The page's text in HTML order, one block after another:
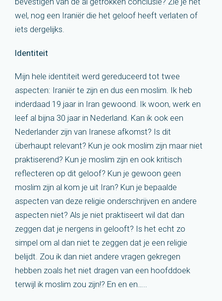
wel, nog een Iraniër die het geloof heeft verlaten of
iets dergelijks.
Identiteit
Mijn hele identiteit werd gereduceerd tot twee
aspecten: Iraniër te zijn en dus een moslim. Ik heb
inderdaad 19 jaar in Iran gewoond. Ik woon, werk en
leef al bijna 30 jaar in Nederland. Kan ik ook een
Nederlander zijn van Iranese afkomst? Is dit
überhaupt relevant? Kun je ook moslim zijn maar niet
praktiserend? Kun je moslim zijn en ook kritisch
reflecteren op dit geloof? Kun je gewoon geen
moslim zijn al kom je uit Iran? Kun je bepaalde
aspecten van deze religie onderschrijven en andere
aspecten niet? Als je niet praktiseert wil dat dan
zeggen dat je nergens in gelooft? Is het echt zo
simpel om al dan niet te zeggen dat je een religie
belijdt. Zou ik dan niet andere vragen gekregen
hebben zoals het niet dragen van een hoofddoek
terwijl ik moslim zou zijn!? En en en…..